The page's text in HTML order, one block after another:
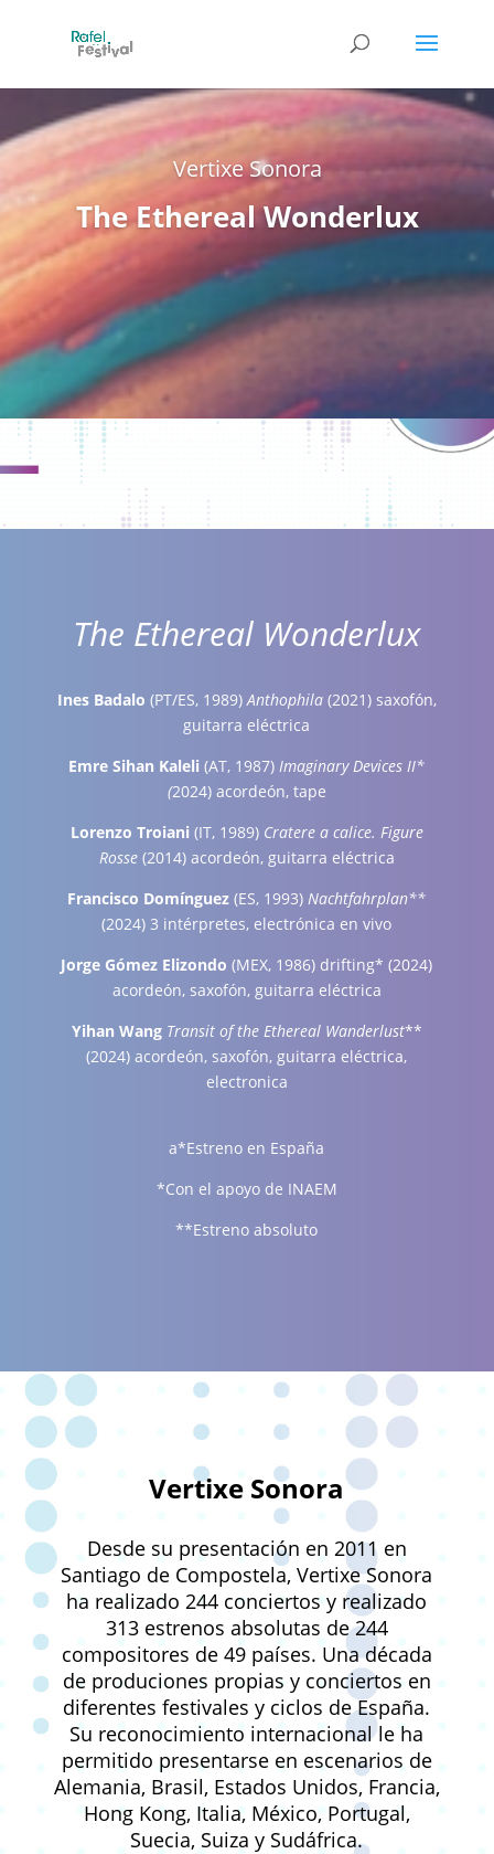
Vertixe Sonora
The Ethereal Wonderlux
The Ethereal Wonderlux
Ines Badalo (PT/ES, 1989)Anthophila (2021) saxofón,
guitarra eléctrica
Emre Sihan Kaleli(AT, 1987)Imaginary Devices II*
(2024) acordeón, tape
Lorenzo Troiani (IT, 1989) Cratere a calice. Figure
Rosse (2014) acordeón, guitarra eléctrica
Francisco Domínguez(ES, 1993)Nachtfahrplan**
(2024) 3 intérpretes, electrónica en vivo
Jorge Gómez Elizondo(MEX, 1986) drifting* (2024)
acordeón, saxofón, guitarra eléctrica
Yihan Wang Transit of the Ethereal Wanderlust**
(2024) acordeón, saxofón, guitarra eléctrica,
electronica
a*Estreno en España
*Con el apoyo de INAEM
**Estreno absoluto
Vertixe Sonora
Desde su presentación en 2011 en
Santiago de Compostela, Vertixe Sonora
ha realizado 244 conciertos y realizado
313 estrenos absolutas de 244
compositores de 49 países. Una década
de produciones propias y conciertos en
diferentes festivales y ciclos de España.
Su reconocimiento internacional le ha
permitido presentarse en escenarios de
Alemania, Brasil, Estados Unidos, Francia,
Hong Kong, Italia, México, Portugal,
Suecia, Suiza y Sudáfrica.